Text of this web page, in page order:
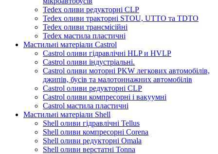
Tedex оливи редукторні CLP
Tedex оливи тракторні STOU, UTTO та TDTO
Tedex оливи трансмісійні
Tedex мастила пластичні
Мастильні матеріали Castrol
Castrol оливи гідравлічні HLP и HVLP
Castrol оливи індустріальні.
Castrol оливи моторні PKW легкових автомобілів,
джипів, бусів та малотоннажних автомобілів
Castrol оливи редукторні CLP
Castrol оливи компресорні і вакуумні
Castrol мастила пластичні
Мастильні матеріали Shell
Shell оливи гідравлічні Tellus
Shell оливи компресорні Corena
Shell оливи редукторні Omala
Shell оливи верстатні Tonna